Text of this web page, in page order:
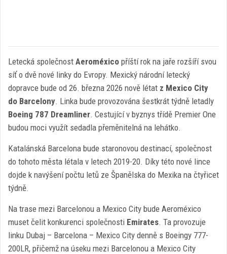
Letecká společnost Aeroméxico příští rok na jaře rozšíří svou
síť o dvě nové linky do Evropy. Mexický národní letecký
dopravce bude od 26. března 2026 nově létat z Mexico City
do Barcelony. Linka bude provozována šestkrát týdně letadly
Boeing 787 Dreamliner. Cestující v byznys třídě Premier One
budou moci využít sedadla přeměnitelná na lehátko.
Katalánská Barcelona bude staronovou destinací, společnost
do tohoto města létala v letech 2019-20. Díky této nové lince
dojde k navýšení počtu letů ze Španělska do Mexika na čtyřicet
týdně.
Na trase mezi Barcelonou a Mexico City bude Aeroméxico
muset čelit konkurenci společnosti Emirates. Ta provozuje
linku Dubaj – Barcelona – Mexico City denně s Boeingy 777-
200LR, přičemž na úseku mezi Barcelonou a Mexico City